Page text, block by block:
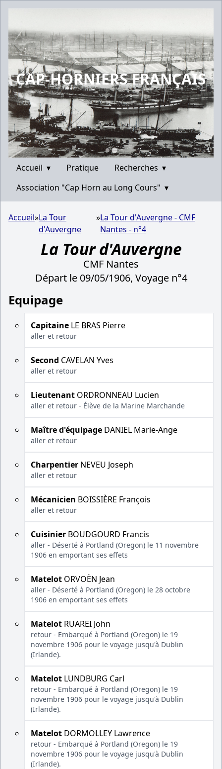
CAP-HORNIERS FRANÇAIS
Accueil ▾ Pratique Recherches ▾
Association "Cap Horn au Long Cours" ▾
Accueil»La Tour
d'Auvergne
»La Tour d'Auvergne - CMF
Nantes - n°4
La Tour d'Auvergne
CMF Nantes
Départ le 09/05/1906, Voyage n°4
Equipage
Capitaine LE BRAS Pierre
aller et retour
Second CAVELAN Yves
aller et retour
Lieutenant ORDRONNEAU Lucien
aller et retour - Élève de la Marine Marchande
Maître d'équipage DANIEL Marie-Ange
aller et retour
Charpentier NEVEU Joseph
aller et retour
Mécanicien BOISSIÈRE François
aller et retour
Cuisinier BOUDGOURD Francis
aller - Déserté à Portland (Oregon) le 11 novembre
1906 en emportant ses effets
Matelot ORVOËN Jean
aller - Déserté à Portland (Oregon) le 28 octobre
1906 en emportant ses effets
Matelot RUAREI John
retour - Embarqué à Portland (Oregon) le 19
novembre 1906 pour le voyage jusqu'à Dublin
(Irlande).
Matelot LUNDBURG Carl
retour - Embarqué à Portland (Oregon) le 19
novembre 1906 pour le voyage jusqu'à Dublin
(Irlande).
Matelot DORMOLLEY Lawrence
retour - Embarqué à Portland (Oregon) le 19
novembre 1906 pour le voyage jusqu'à Dublin
(Irlande).